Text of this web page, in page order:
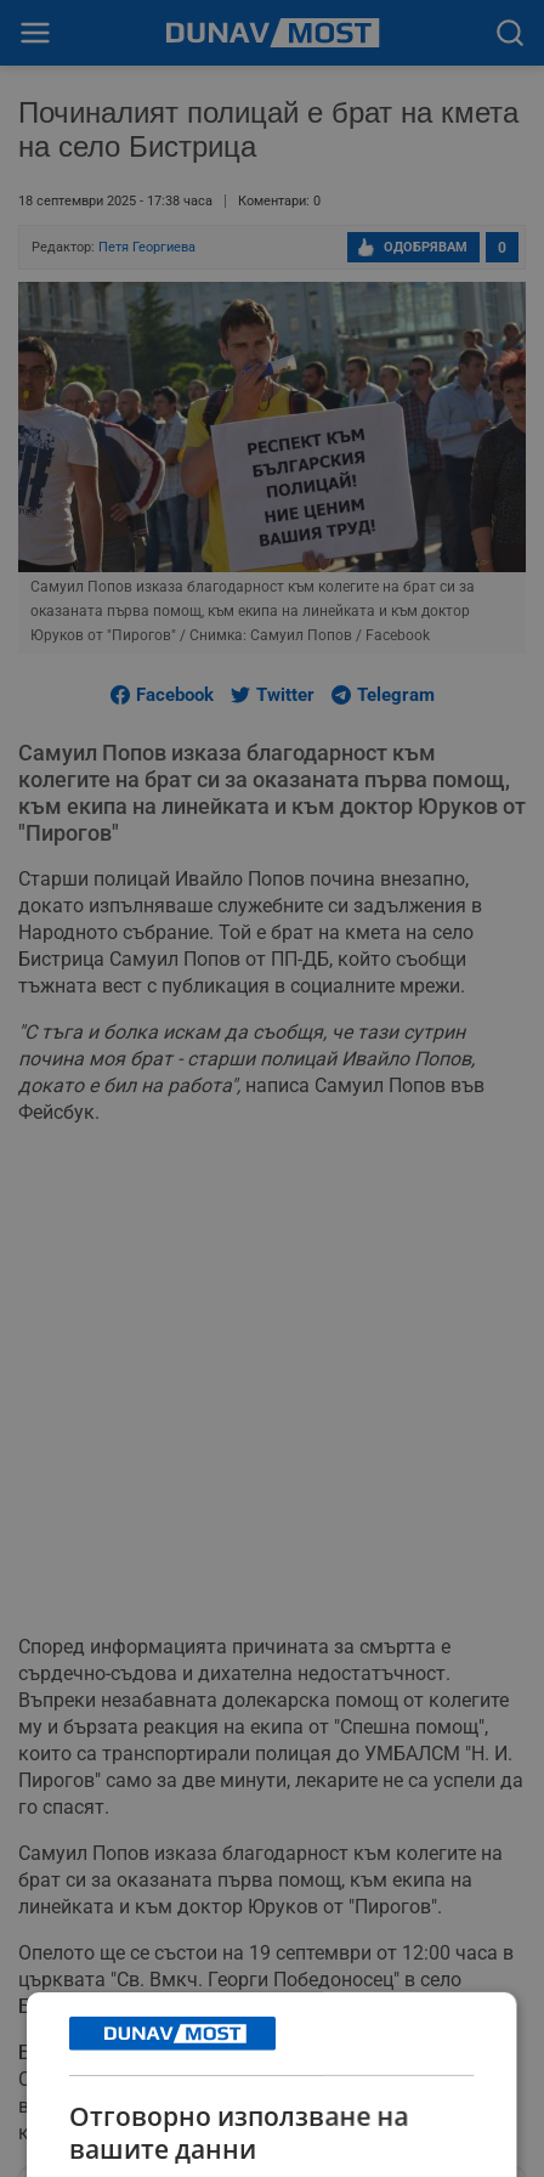
Починалият полицай е брат на кмета
на село Бистрица
18 септември 2025 - 17:38 часа Коментари: 0
Редактор: Петя Георгиева 0
ОДОБРЯВАМ
Самуил Попов изказа благодарност към колегите на брат си за
оказаната първа помощ, към екипа на линейката и към доктор
Юруков от "Пирогов" / Снимка: Самуил Попов / Facebook
Facebook Twitter Telegram
Самуил Попов изказа благодарност към
колегите на брат си за оказаната първа помощ,
към екипа на линейката и към доктор Юруков от
"Пирогов"
Старши полицай Ивайло Попов почина внезапно,
докато изпълняваше служебните си задължения в
Народното събрание. Той е брат на кмета на село
Бистрица Самуил Попов от ПП-ДБ, който съобщи
тъжната вест с публикация в социалните мрежи.
"С тъга и болка искам да съобщя, че тази сутрин
почина моя брат - старши полицай Ивайло Попов,
докато е бил на работа", написа Самуил Попов във
Фейсбук.
Според информацията причината за смъртта е
сърдечно-съдова и дихателна недостатъчност.
Въпреки незабавната долекарска помощ от колегите
му и бързата реакция на екипа от "Спешна помощ",
които са транспортирали полицая до УМБАЛСМ "Н. И.
Пирогов" само за две минути, лекарите не са успели да
го спасят.
Самуил Попов изказа благодарност към колегите на
брат си за оказаната първа помощ, към екипа на
линейката и към доктор Юруков от "Пирогов".
Опелото ще се състои на 19 септември от 12:00 часа в
църквата "Св. Вмкч. Георги Победоносец" в село
Бистрица.
БНР припомня, че през юли тази година кметът
Самуил Попов съобщи, че двама маскирани и
въоръжени с бухалки мъже са нахлули в сградата на
кметството, за да го търсят.
Отговорно използване на
вашите данни